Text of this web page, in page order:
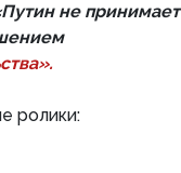
не принимает
ролики: